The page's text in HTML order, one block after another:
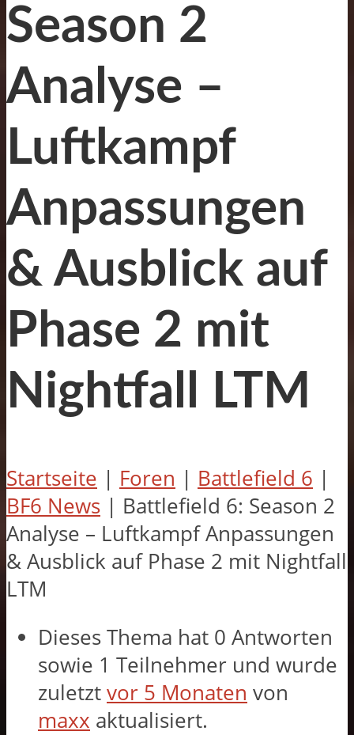
Season 2
Analyse –
Luftkampf
Anpassungen
& Ausblick auf
Phase 2 mit
Nightfall LTM
Startseite | Foren | Battlefield 6 |
BF6 News | Battlefield 6: Season 2
Analyse – Luftkampf Anpassungen
& Ausblick auf Phase 2 mit Nightfall
LTM
Dieses Thema hat 0 Antworten
sowie 1 Teilnehmer und wurde
zuletzt vor 5 Monaten von
maxx aktualisiert.